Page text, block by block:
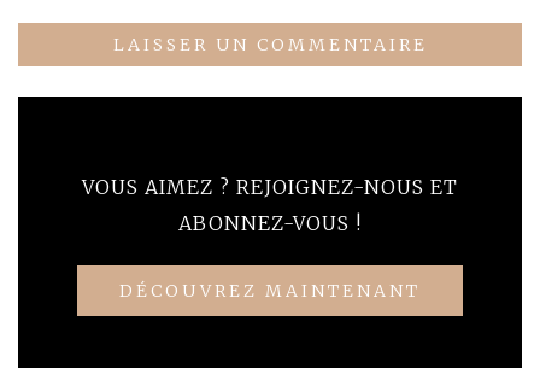
VOUS AIMEZ ? REJOIGNEZ-NOUS ET
ABONNEZ-VOUS !
DÉCOUVREZ MAINTENANT